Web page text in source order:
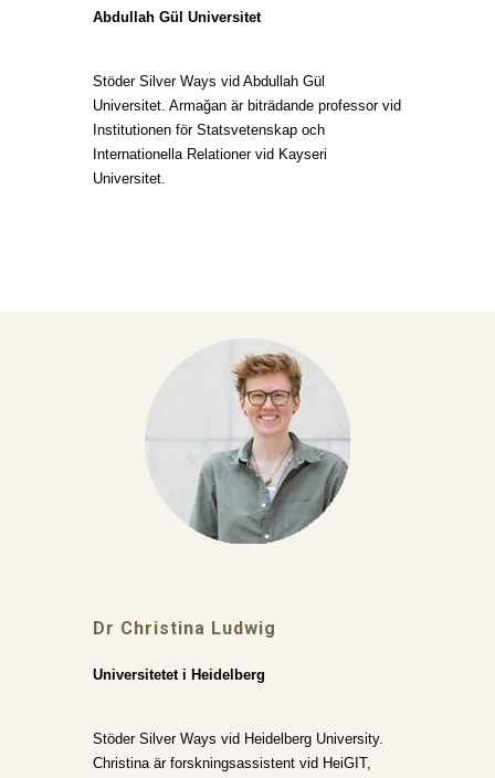
Abdullah Gül Universitet
Stöder Silver Ways vid Abdullah Gül
Universitet. Armağan är biträdande professor vid
Institutionen för Statsvetenskap och
Internationella Relationer vid Kayseri
Universitet.
Dr Christina Ludwig
Universitetet i Heidelberg
Stöder Silver Ways vid Heidelberg University.
Christina är forskningsassistent vid HeiGIT,